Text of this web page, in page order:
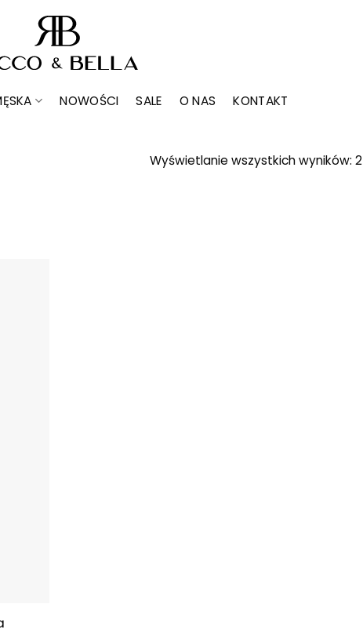
NOWOŚCI SALE O NAS KONTAKT
Wyświetlanie wszystkich wyników: 2